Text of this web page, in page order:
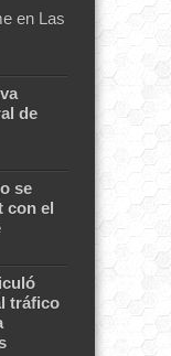
en Las
de
se
con el
tráfico